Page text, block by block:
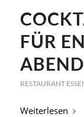
FÜR
RESTAURANT
Weiterlesen